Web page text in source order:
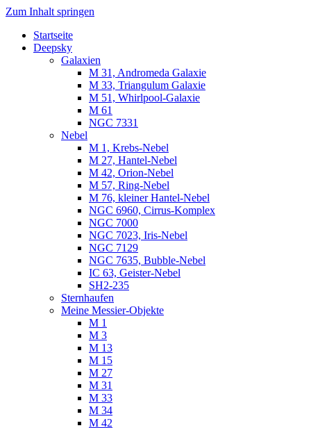
Zum Inhalt springen
Luvima – Astrofotografie
Astrofotografie in Norddeutschland
Startseite
Deepsky
Galaxien
M 31, Andromeda Galaxie
M 33, Triangulum Galaxie
M 51, Whirlpool-Galaxie
M 61
NGC 7331
Nebel
M 1, Krebs-Nebel
M 27, Hantel-Nebel
M 42, Orion-Nebel
M 57, Ring-Nebel
M 76, kleiner Hantel-Nebel
NGC 6960, Cirrus-Komplex
NGC 7000
NGC 7023, Iris-Nebel
NGC 7129
NGC 7635, Bubble-Nebel
IC 63, Geister-Nebel
SH2-235
Sternhaufen
Meine Messier-Objekte
M 1
M 3
M 13
M 15
M 27
M 31
M 33
M 34
M 42